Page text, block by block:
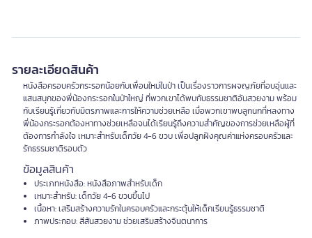
รายละเอียดสินค้า
หนังสือครอบครัวกระรอกน้อยกับเพื่อนใหม่ในป่า เป็นเรื่องราวการผจญภัยที่อบอุ่นและ
แสนสนุกของพี่น้องกระรอกในป่าใหญ่ ที่พวกเขาได้พบกับธรรมชาติอันสวยงาม พร้อม
กับเรียนรู้เกี่ยวกับมิตรภาพและการให้ความช่วยเหลือ เมื่อพวกเขาพบลูกนกที่หลงทาง
พี่น้องกระรอกต้องหาทางช่วยเหลือจนได้เรียนรู้ถึงความสำคัญของการช่วยเหลือผู้ที่
ต้องการกำลังใจ เหมาะสำหรับเด็กวัย 4-6 ขวบ เพื่อปลูกฝังคุณค่าแห่งครอบครัวและ
รักธรรมชาติรอบตัว
ข้อมูลสินค้า
ประเภทหนังสือ: หนังสือภาพสำหรับเด็ก
เหมาะสำหรับ: เด็กวัย 4-6 ขวบขึ้นไป
เนื้อหา: เสริมสร้างความรักในครอบครัวและกระตุ้นให้เด็กเรียนรู้ธรรมชาติ
ภาพประกอบ: สีสันสวยงาม ช่วยเสริมสร้างจินตนาการ